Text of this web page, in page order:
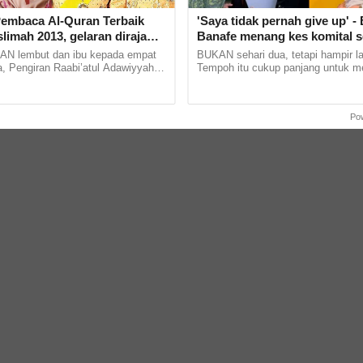
Al-Quran Terbaik
2013, gelaran diraja
Brunei, Pengiran
Adawiyyah ditarik serta-
lembut dan ibu kepada empat
Pengiran Raabi’atul Adawiyyah
'Saya tidak pernah give up' -
Banafe menang kes komital
tahun, dedah cabaran
terus berjuang
BUKAN sehari dua, tetapi hampir
Tempoh itu cukup panjang untuk